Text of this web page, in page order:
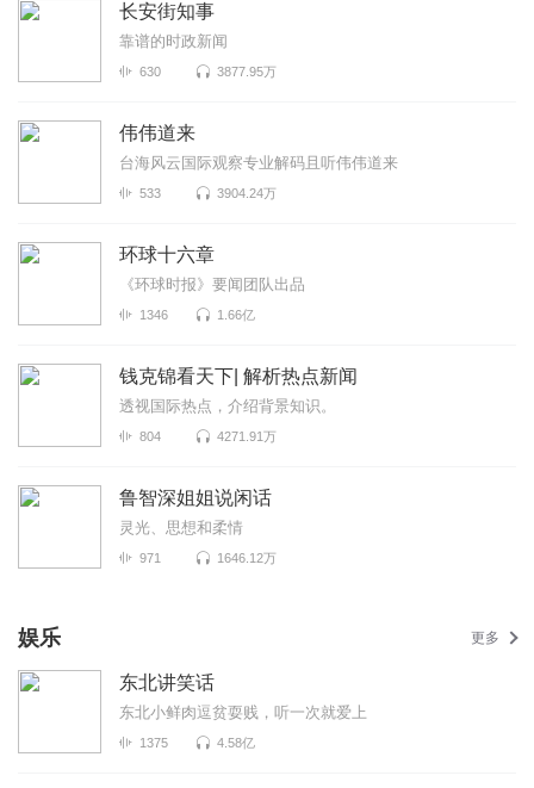
长安街知事
靠谱的时政新闻
630 3877.95万
伟伟道来
台海风云国际观察专业解码且听伟伟道来
533 3904.24万
环球十六章
《环球时报》要闻团队出品
1346 1.66亿
钱克锦看天下| 解析热点新闻
透视国际热点，介绍背景知识。
804 4271.91万
鲁智深姐姐说闲话
灵光、思想和柔情
971 1646.12万
娱乐 更多
东北讲笑话
东北小鲜肉逗贫耍贱，听一次就爱上
1375 4.58亿